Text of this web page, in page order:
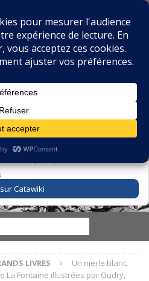
DES BIBLIOPHILES, DE LA
Catawiki
LIVRES
Un merle blanc
La Fontaine illustrées par Oudry,